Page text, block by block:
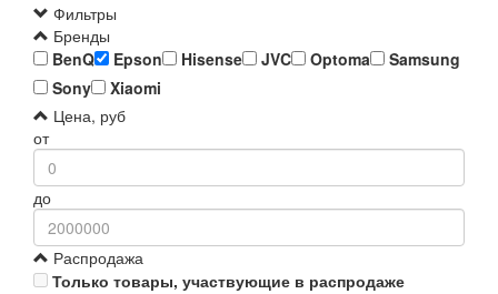
Фильтры
Бренды
BenQ
Epson Hisense JVC Optoma
Samsung
Sony
Xiaomi
Цена, руб
от
до
Распродажа
Только товары, участвующие в распродаже